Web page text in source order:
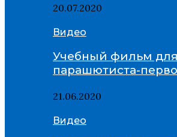
20.07.2020
Видео
Учебный фильм для
парашютиста-
21.06.2020
Видео